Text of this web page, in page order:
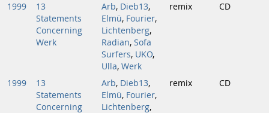
1999
13
Statements
Concerning
Werk
Arb, Dieb13,
Elmü, Fourier,
Lichtenberg,
Radian, Sofa
Surfers, UKO,
Ulla, Werk
remix CD
1999
13
Statements
Concerning
Arb, Dieb13,
Elmü, Fourier,
Lichtenberg,
remix CD